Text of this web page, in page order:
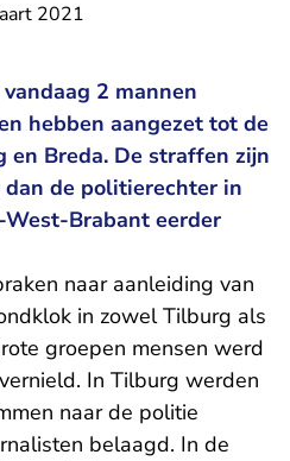
2021
2 mannen
hebben aangezet tot de
Breda. De straffen zijn
de politierechter in
Brabant eerder
naar aanleiding van
in zowel Tilburg als
groepen mensen werd
In Tilburg werden
naar de politie
belaagd. In de